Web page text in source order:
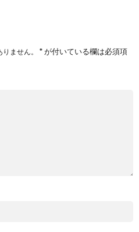
ません。 *が付いている欄は必須項